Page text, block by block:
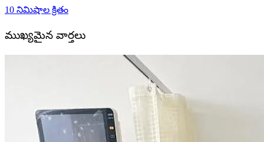
10 నిమిషాల క్రితం
ముఖ్యమైన వార్తలు